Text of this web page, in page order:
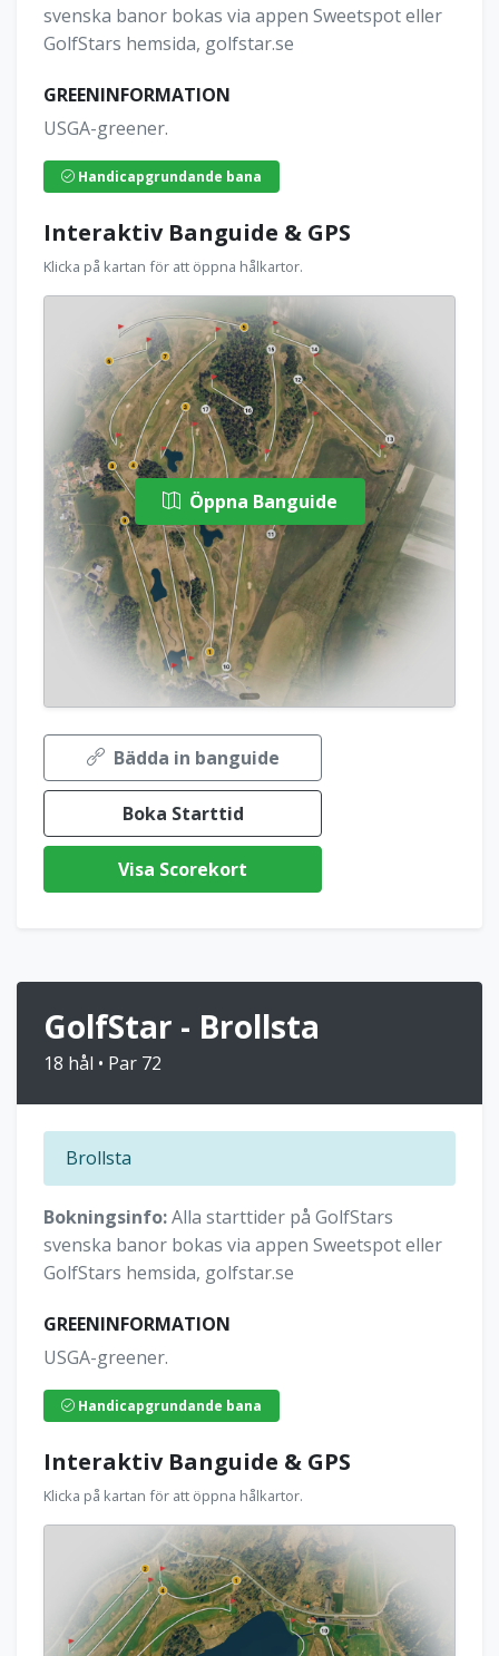
svenska banor bokas via appen Sweetspot eller
GolfStars hemsida, golfstar.se
GREENINFORMATION
USGA-greener.
Handicapgrundande bana
Interaktiv Banguide & GPS
Klicka på kartan för att öppna hålkartor.
Öppna Banguide
Bädda in banguide
Boka Starttid
Visa Scorekort
GolfStar - Brollsta
18 hål • Par 72
Brollsta
Bokningsinfo:Alla starttider på GolfStars
svenska banor bokas via appen Sweetspot eller
GolfStars hemsida, golfstar.se
GREENINFORMATION
USGA-greener.
Handicapgrundande bana
Interaktiv Banguide & GPS
Klicka på kartan för att öppna hålkartor.